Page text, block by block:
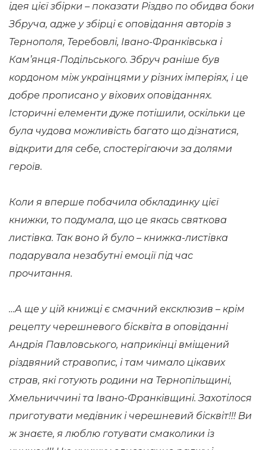
ідея цієї збірки – показати Різдво по обидва боки
Збруча, адже у збірці є оповідання авторів з
Тернополя, Теребовлі, Івано-Франківська і
Кам’янця-Подільського. Збруч раніше був
кордоном між українцями у різних імперіях, і це
добре прописано у віхових оповіданнях.
Історичні елементи дуже потішили, оскільки це
була чудова можливість багато що дізнатися,
відкрити для себе, спостерігаючи за долями
героїв.
Коли я вперше побачила обкладинку цієї
книжки, то подумала, що це якась святкова
листівка. Так воно й було – книжка-листівка
подарувала незабутні емоції під час
прочитання.
…А ще у цій книжці є смачний ексклюзив – крім
рецепту черешневого бісквіта в оповіданні
Андрія Павловського, наприкінці вміщений
різдвяний стравопис, і там чимало цікавих
страв, які готують родини на Тернопільщині,
Хмельниччині та Івано-Франківщині. Захотілося
приготувати медівник і черешневий бісквіт!!! Ви
ж знаєте, я люблю готувати смаколики із